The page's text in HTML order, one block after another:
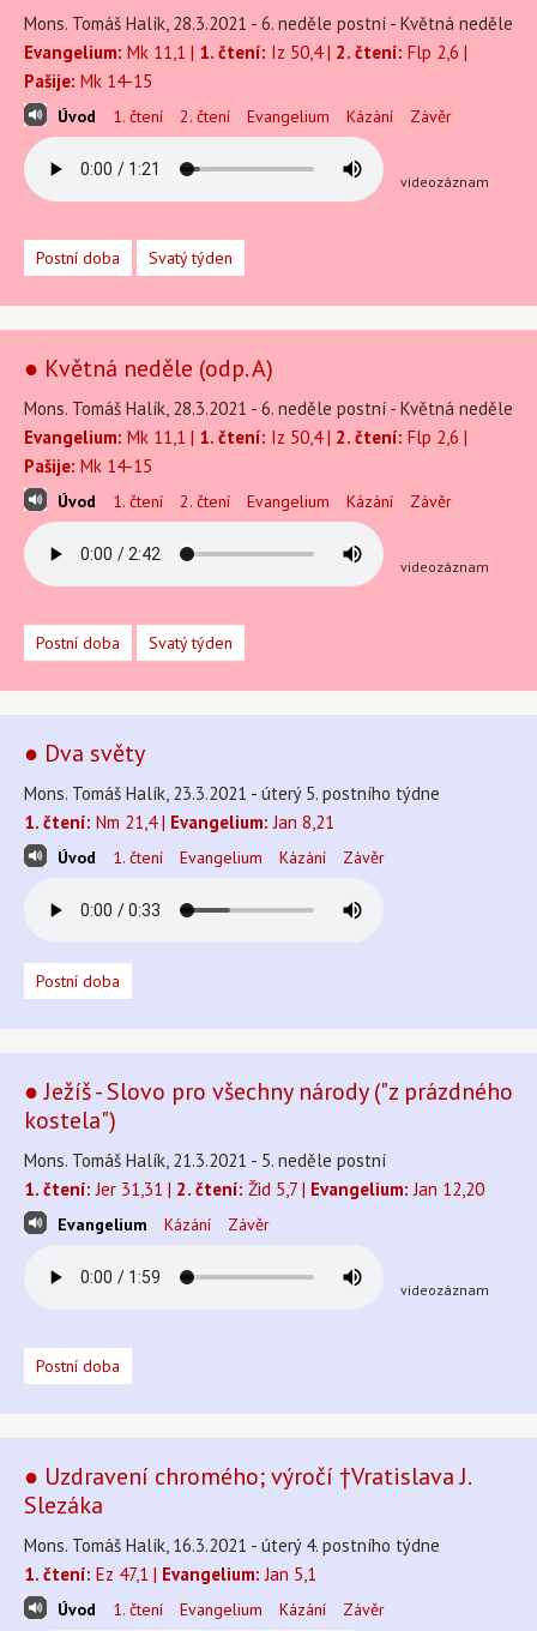
Mons. Tomáš Halík, 28.3.2021 - 6. neděle postní - Květná neděle
Evangelium: Mk 11,1 | 1. čtení: Iz 50,4 | 2. čtení: Flp 2,6 |
Pašije: Mk 14-15
Úvod 1. čtení 2. čtení Evangelium Kázání Závěr
videozáznam
Postní doba Svatý týden
● Květná neděle (odp. A)
Mons. Tomáš Halík, 28.3.2021 - 6. neděle postní - Květná neděle
Evangelium: Mk 11,1 | 1. čtení: Iz 50,4 | 2. čtení: Flp 2,6 |
Pašije: Mk 14-15
Úvod 1. čtení 2. čtení Evangelium Kázání Závěr
videozáznam
Postní doba Svatý týden
● Dva světy
Mons. Tomáš Halík, 23.3.2021 - úterý 5. postního týdne
1. čtení: Nm 21,4 | Evangelium: Jan 8,21
Úvod 1. čtení Evangelium Kázání Závěr
Postní doba
● Ježíš - Slovo pro všechny národy ("z prázdného
kostela")
Mons. Tomáš Halík, 21.3.2021 - 5. neděle postní
1. čtení: Jer 31,31 | 2. čtení: Žid 5,7 | Evangelium: Jan 12,20
Evangelium Kázání Závěr
videozáznam
Postní doba
● Uzdravení chromého; výročí †Vratislava J.
Slezáka
Mons. Tomáš Halík, 16.3.2021 - úterý 4. postního týdne
1. čtení: Ez 47,1 | Evangelium: Jan 5,1
Úvod 1. čtení Evangelium Kázání Závěr